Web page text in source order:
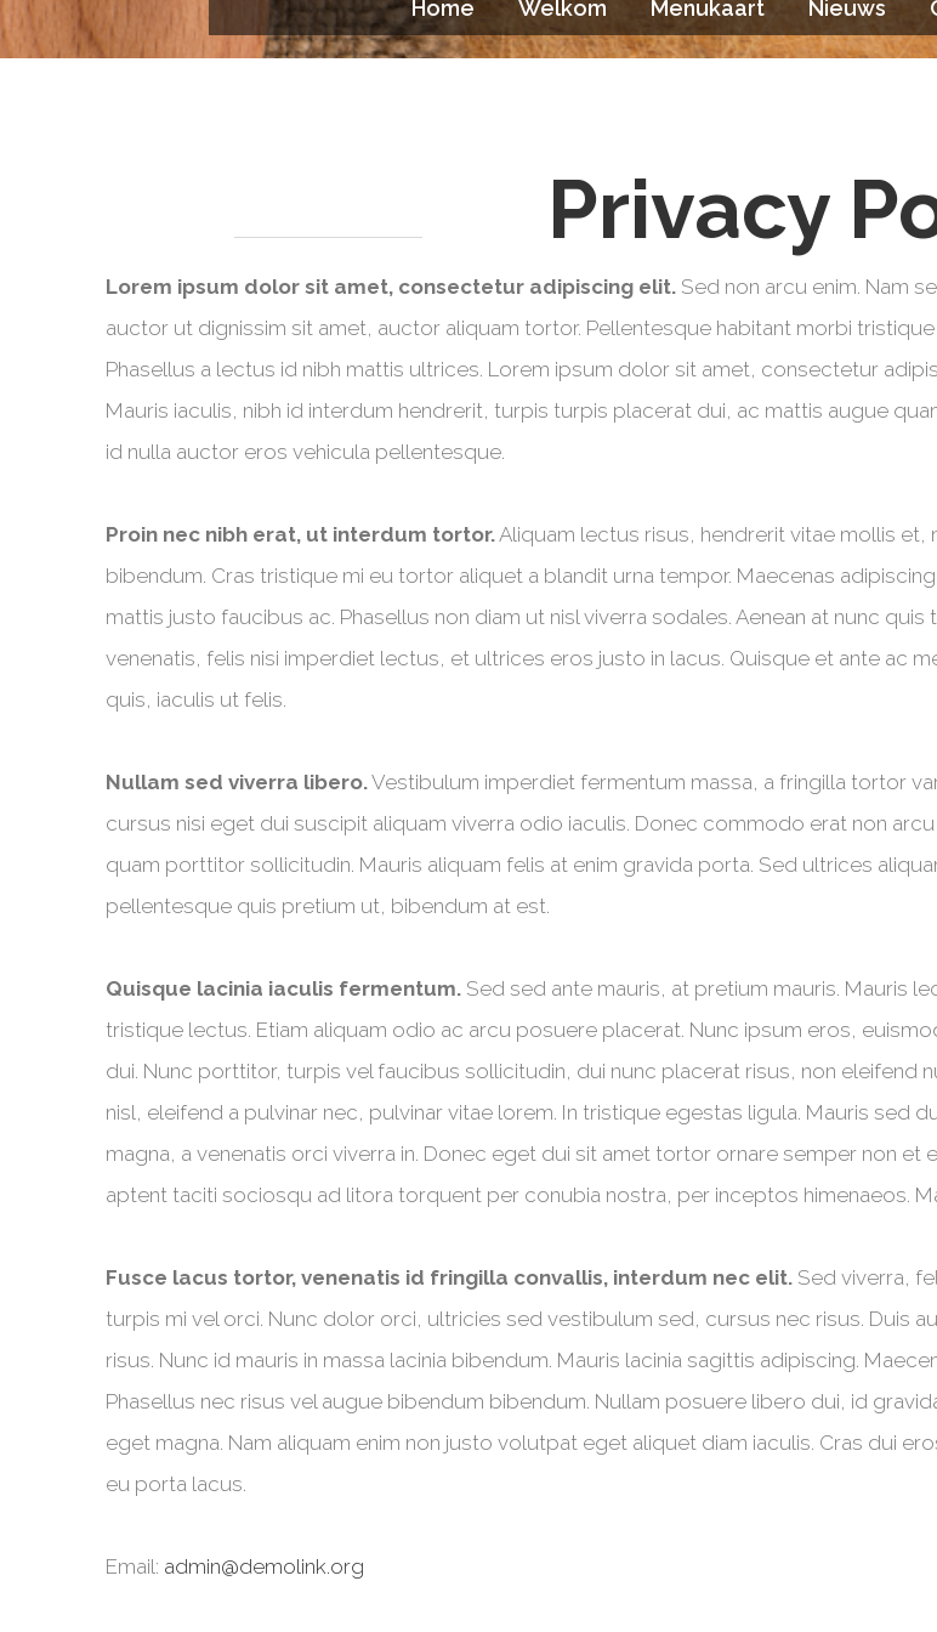
Home Welkom Menukaart Nieuws
Privacy
Lorem ipsum dolor sit amet, consectetur adipiscing elit. Sed non arcu enim. Nam
auctor ut dignissim sit amet, auctor aliquam tortor. Pellentesque habitant morbi
Phasellus a lectus id nibh mattis ultrices. Lorem ipsum dolor sit amet, consectetur
Mauris iaculis, nibh id interdum hendrerit, turpis turpis placerat dui, ac mattis augue
id nulla auctor eros vehicula pellentesque.
Proin nec nibh erat, ut interdum tortor.Aliquam lectus risus, hendrerit vitae mollis
bibendum. Cras tristique mi eu tortor aliquet a blandit urna tempor. Maecenas
mattis justo faucibus ac. Phasellus non diam ut nisl viverra sodales. Aenean at nunc
venenatis, felis nisi imperdiet lectus, et ultrices eros justo in lacus. Quisque et ante ac
quis, iaculis ut felis.
Nullam sed viverra libero.Vestibulum imperdiet fermentum massa, a fringilla tortor
cursus nisi eget dui suscipit aliquam viverra odio iaculis. Donec commodo erat non
quam porttitor sollicitudin. Mauris aliquam felis at enim gravida porta. Sed ultrices
pellentesque quis pretium ut, bibendum at est.
Quisque lacinia iaculis fermentum. Sed sed ante mauris, at pretium mauris. Mauris
tristique lectus. Etiam aliquam odio ac arcu posuere placerat. Nunc ipsum eros,
dui. Nunc porttitor, turpis vel faucibus sollicitudin, dui nunc placerat risus, non eleifend
nisl, eleifend a pulvinar nec, pulvinar vitae lorem. In tristique egestas ligula. Mauris sed
magna, a venenatis orci viverra in. Donec eget dui sit amet tortor ornare semper non
aptent taciti sociosqu ad litora torquent per conubia nostra, per inceptos himenaeos.
Fusce lacus tortor, venenatis id fringilla convallis, interdum nec elit. Sed viverra,
turpis mi vel orci. Nunc dolor orci, ultricies sed vestibulum sed, cursus nec risus. Duis
risus. Nunc id mauris in massa lacinia bibendum. Mauris lacinia sagittis adipiscing.
Phasellus nec risus vel augue bibendum bibendum. Nullam posuere libero dui, id
eget magna. Nam aliquam enim non justo volutpat eget aliquet diam iaculis. Cras dui
eu porta lacus.
Email: admin@demolink.org